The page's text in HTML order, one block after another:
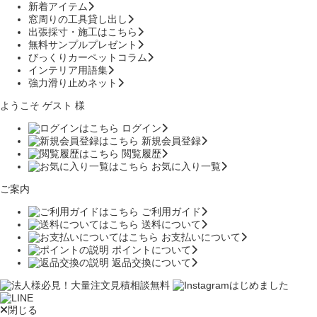
新着アイテム
窓周りの工具貸し出し
出張採寸・施工はこちら
無料サンプルプレゼント
びっくりカーペットコラム
インテリア用語集
強力滑り止めネット
ようこそ ゲスト 様
ログイン
新規会員登録
閲覧履歴
お気に入り一覧
ご案内
ご利用ガイド
送料について
お支払いについて
ポイントについて
返品交換について
閉じる